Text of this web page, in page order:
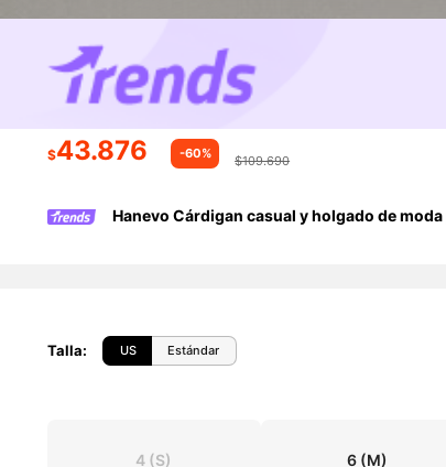
$43.876 -60% $109.690
Hanevo Cárdigan casual y holgado de
Talla: US Estándar
4 (S) 6(M)